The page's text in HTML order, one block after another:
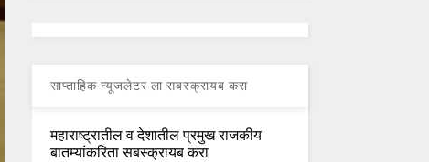
साप्ताहिक न्यूजलेटर ला सबस्क्रायब करा
महाराष्ट्रातील व देशातील प्रमुख राजकीय
बातम्यांकरिता सबस्क्रायब करा